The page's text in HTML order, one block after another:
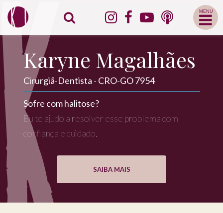
Abrir
Menu
Mobile
Karyne Magalhães
Cirurgiã-Dentista - CRO-GO 7954
Sofre com halitose?
Eu te ajudo a resolver esse problema com
confiança e cuidado.
SAIBA MAIS